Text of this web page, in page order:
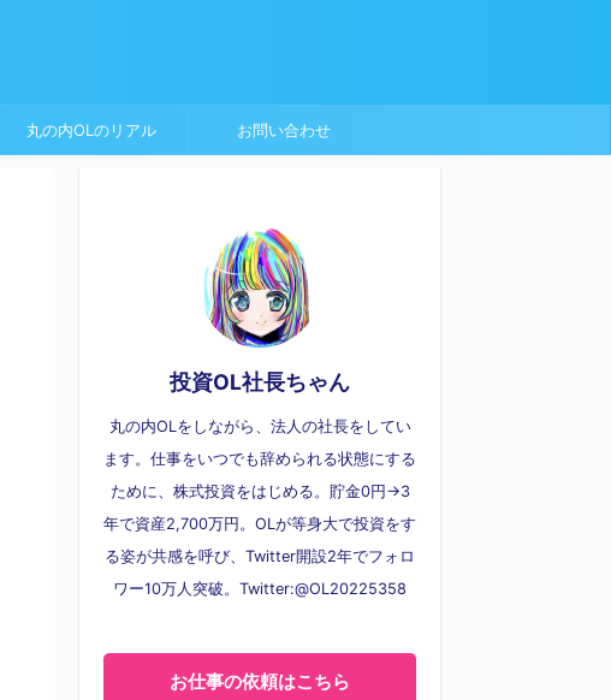
丸の内OLのリアル お問い合わせ
投資OL社長ちゃん
丸の内OLをしながら、法人の社長をしてい
ます。仕事をいつでも辞められる状態にする
ために、株式投資をはじめる。貯金0円→3
年で資産2,700万円。OLが等身大で投資をす
る姿が共感を呼び、Twitter開設2年でフォロ
ワー10万人突破。Twitter:@OL20225358
お仕事の依頼はこちら